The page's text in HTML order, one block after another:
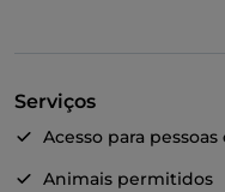
Serviços
Acesso para
Animais permitidos